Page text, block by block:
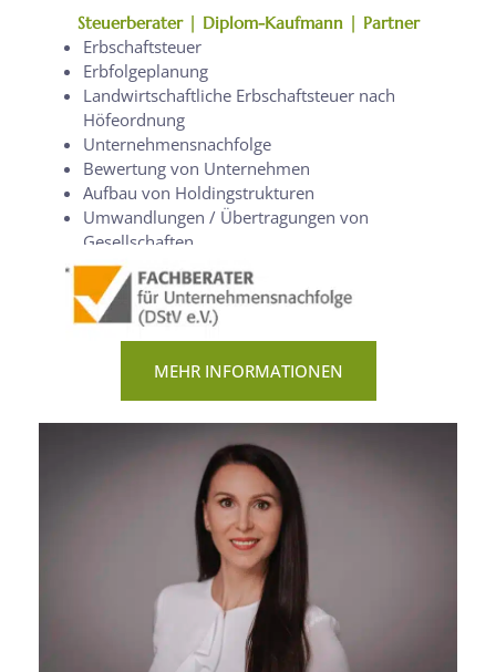
Steuerberater | Diplom-Kaufmann | Partner
Erbschaftsteuer
Erbfolgeplanung
Landwirtschaftliche Erbschaftsteuer nach
Höfeordnung
Unternehmensnachfolge
Bewertung von Unternehmen
Aufbau von Holdingstrukturen
Umwandlungen / Übertragungen von
Gesellschaften
MEHR INFORMATIONEN